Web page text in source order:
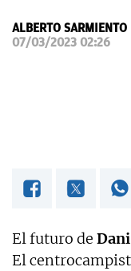
ALBERTO SARMIENTO
07/03/2023 02:26
El futuro de
El